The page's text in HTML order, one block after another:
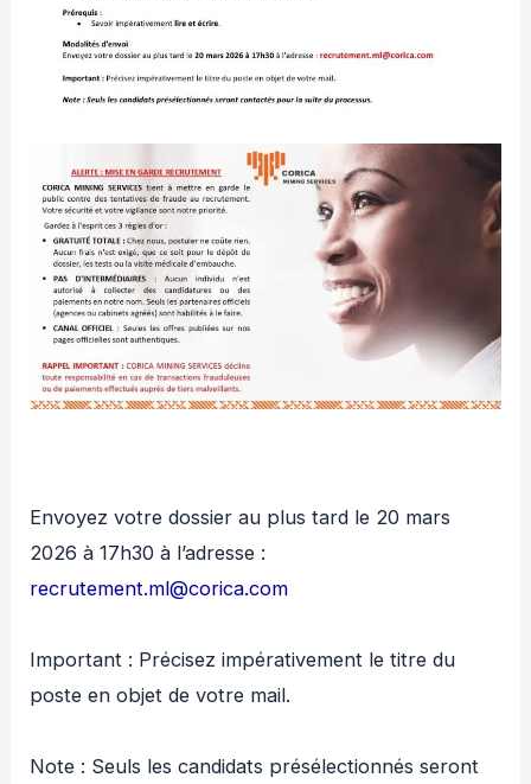
Envoyez votre dossier au plus tard le 20 mars
2026 à 17h30 à l’adresse :
recrutement.ml@corica.com
Important : Précisez impérativement le titre du
poste en objet de votre mail.
Note : Seuls les candidats présélectionnés seront